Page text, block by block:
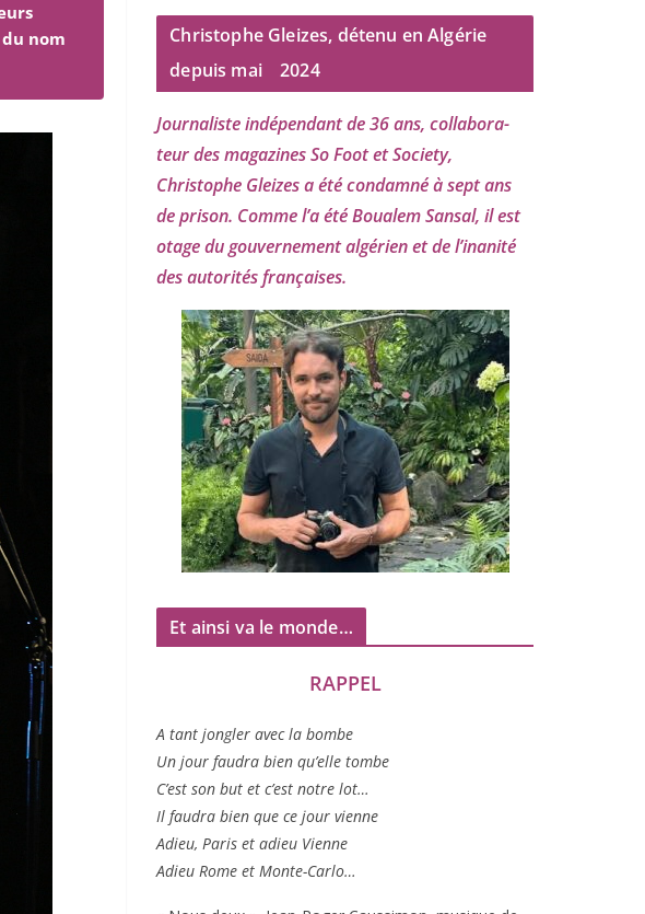
nom
Christophe Gleizes, détenu en Algérie
depuis mai
2024
Journaliste indé­pen­dant de36ans, col­la­bo­ra­
teur des maga­zines So Foot et Society,
Christophe Gleizesa été condam­né à sept ans
de pri­son. Comme l’a été Boualem Sansal, il est
otage du gou­ver­ne­ment algé­rien et de l’i­na­ni­té
des auto­ri­tés françaises.
Et ainsi va le monde…
RAPPEL
A tant jon­gler avec la bombe
Un jour fau­dra bien qu’elle tombe
C’est son but et c’est notre lot…
Il fau­dra bien que ce jour vienne
Adieu, Paris et adieu Vienne
Adieu Rome et Monte-Carlo…